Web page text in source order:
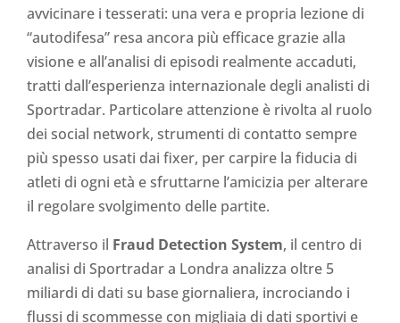
avvicinare i tesserati: una vera e propria lezione di
“autodifesa” resa ancora più efficace grazie alla
visione e all’analisi di episodi realmente accaduti,
tratti dall’esperienza internazionale degli analisti di
Sportradar. Particolare attenzione è rivolta al ruolo
dei social network, strumenti di contatto sempre
più spesso usati dai fixer, per carpire la fiducia di
atleti di ogni età e sfruttarne l’amicizia per alterare
il regolare svolgimento delle partite.
Attraverso il Fraud Detection System, il centro di
analisi di Sportradar a Londra analizza oltre 5
miliardi di dati su base giornaliera, incrociando i
flussi di scommesse con migliaia di dati sportivi e